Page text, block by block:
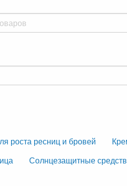
роста ресниц и бровей
Солнцезащитные